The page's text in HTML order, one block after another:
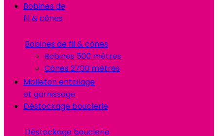
Bobines de
fil & cônes
Bobines de fil & cônes
Bobines 500 mètres
Cônes 2700 mètres
Molleton entoilage
et garnissage
Déstockage bouclerie
Déstockage bouclerie